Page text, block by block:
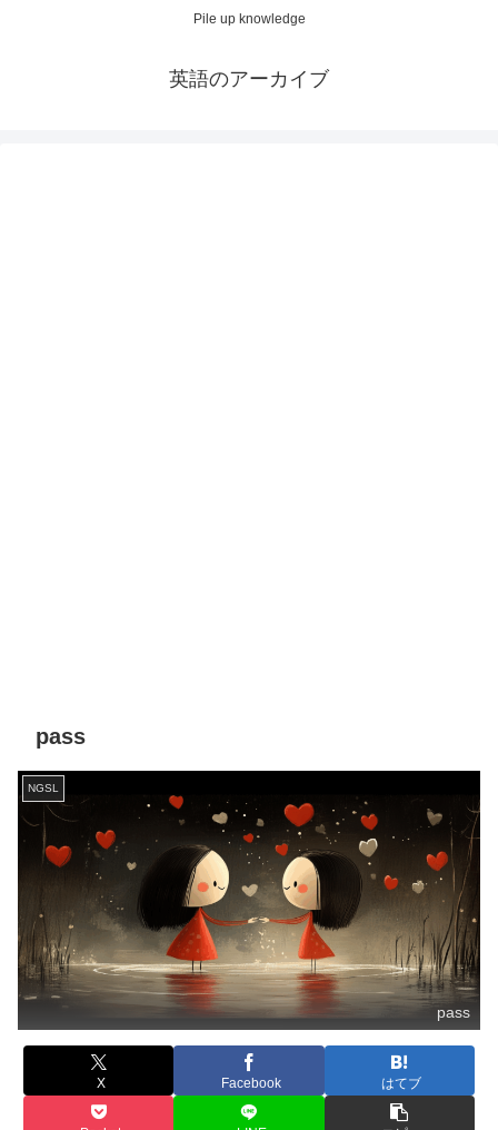
Pile up knowledge
英語のアーカイブ
pass
NGSL
pass
X Facebook はてブ